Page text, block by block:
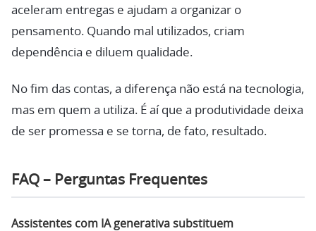
aceleram entregas e ajudam a organizar o
pensamento. Quando mal utilizados, criam
dependência e diluem qualidade.
No fim das contas, a diferença não está na tecnologia,
mas em quem a utiliza. É aí que a produtividade deixa
de ser promessa e se torna, de fato, resultado.
FAQ – Perguntas Frequentes
Assistentes com IA generativa substituem